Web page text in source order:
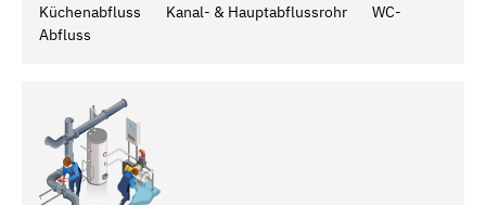
Küchenabfluss
Kanal- & Hauptabflussrohr
WC-
Abfluss